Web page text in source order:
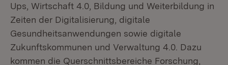
Ups, Wirtschaft 4.0, Bildung und Weiterbildung in
Zeiten der Digitalisierung, digitale
Gesundheitsanwendungen sowie digitale
Zukunftskommunen und Verwaltung 4.0. Dazu
kommen die Querschnittsbereiche Forschung,